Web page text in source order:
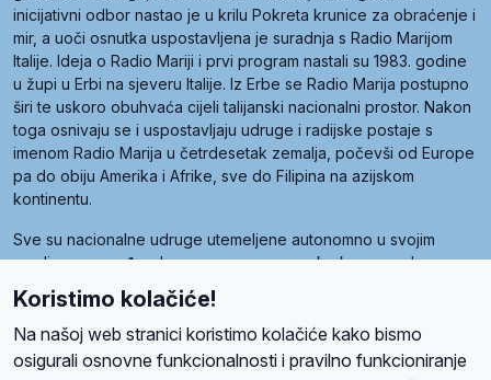
inicijativni odbor nastao je u krilu Pokreta krunice za obraćenje i
mir, a uoči osnutka uspostavljena je suradnja s Radio Marijom
Italije. Ideja o Radio Mariji i prvi program nastali su 1983. godine
u župi u Erbi na sjeveru Italije. Iz Erbe se Radio Marija postupno
širi te uskoro obuhvaća cijeli talijanski nacionalni prostor. Nakon
toga osnivaju se i uspostavljaju udruge i radijske postaje s
imenom Radio Marija u četrdesetak zemalja, počevši od Europe
pa do obiju Amerika i Afrike, sve do Filipina na azijskom
kontinentu.
Sve su nacionalne udruge utemeljene autonomno u svojim
zemljama, a međusobna su povezane preko krovne udruge
pod nazivom Svjetska obitelj Radio Marije (World Family of
Radio Maria). Svjetsku obitelj utemeljilo je sedam članica, među
kojima je i hrvatska Udruga Radio Marija.
Koristimo kolačiće!
Na našoj web stranici koristimo kolačiće kako bismo
osigurali osnovne funkcionalnosti i pravilno funkcioniranje